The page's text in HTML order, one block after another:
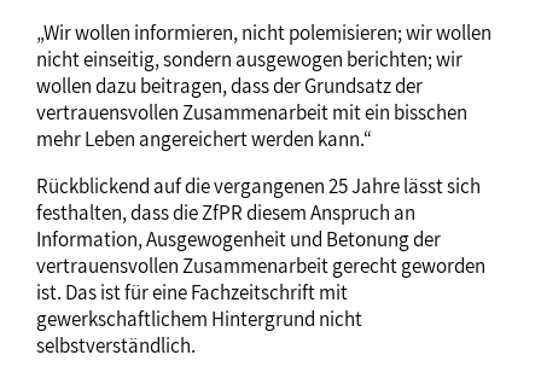
„Wir wollen informieren, nicht polemisieren; wir wollen
nicht einseitig, sondern ausgewogen berichten; wir
wollen dazu beitragen, dass der Grundsatz der
vertrauensvollen Zusammenarbeit mit ein bisschen
mehr Leben angereichert werden kann.“
Rückblickend auf die vergangenen 25 Jahre lässt sich
festhalten, dass die ZfPR diesem Anspruch an
Information, Ausgewogenheit und Betonung der
vertrauensvollen Zusammenarbeit gerecht geworden
ist. Das ist für eine Fachzeitschrift mit
gewerkschaftlichem Hintergrund nicht
selbstverständlich.